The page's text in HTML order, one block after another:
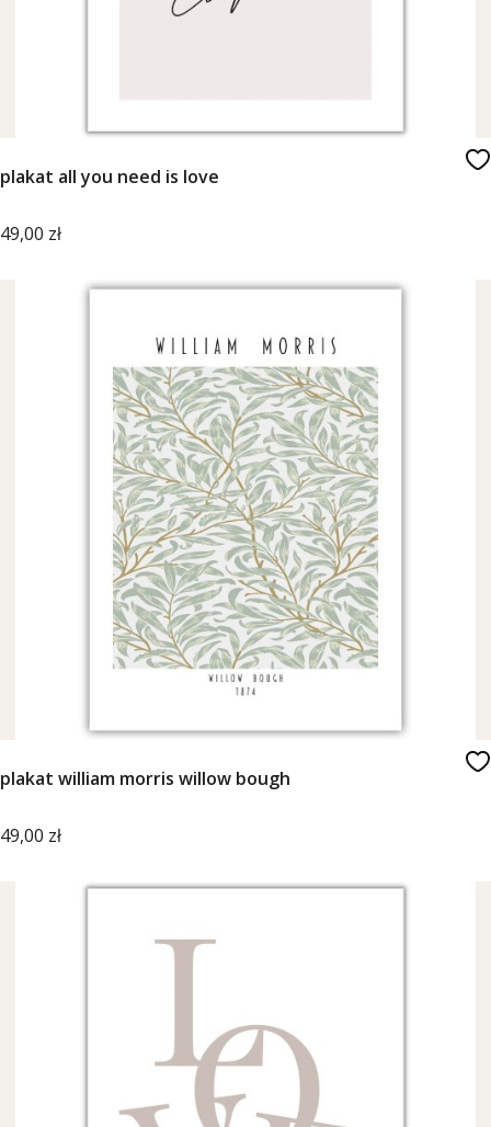
plakat all you need is love
Cena
49,00 zł
plakat william morris willow bough
Cena
49,00 zł